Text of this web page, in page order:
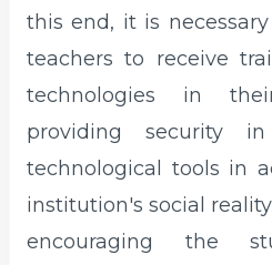
this end, it is
teachers to receive
technologies in
providing security
technological tools in
institution's social
encouraging the